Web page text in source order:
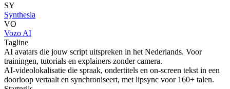
SY
Synthesia
VO
Vozo AI
Tagline
AI avatars die jouw script uitspreken in het Nederlands. Voor
trainingen, tutorials en explainers zonder camera.
AI-videolokalisatie die spraak, ondertitels en on-screen tekst in een
doorloop vertaalt en synchroniseert, met lipsync voor 160+ talen.